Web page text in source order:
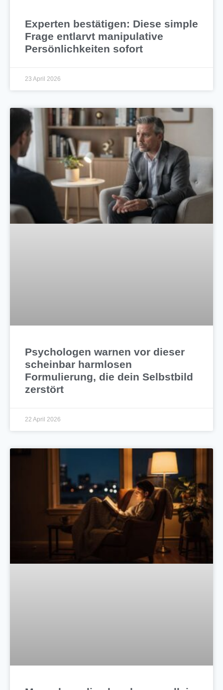
Experten bestätigen: Diese simple
Frage entlarvt manipulative
Persönlichkeiten sofort
23 April 2026
Psychologen warnen vor dieser
scheinbar harmlosen
Formulierung, die dein Selbstbild
zerstört
22 April 2026